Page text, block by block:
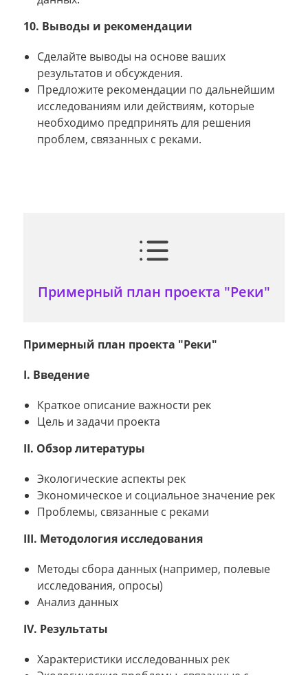
10. Выводы и рекомендации
Сделайте выводы на основе ваших
результатов и обсуждения.
Предложите рекомендации по дальнейшим
исследованиям или действиям, которые
необходимо предпринять для решения
проблем, связанных с реками.
Примерный план проекта "Реки"
Примерный план проекта "Реки"
I. Введение
Краткое описание важности рек
Цель и задачи проекта
II. Обзор литературы
Экологические аспекты рек
Экономическое и социальное значение рек
Проблемы, связанные с реками
III. Методология исследования
Методы сбора данных (например, полевые
исследования, опросы)
Анализ данных
IV. Результаты
Характеристики исследованных рек